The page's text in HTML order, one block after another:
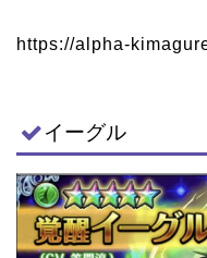
https://alpha-
イーグル